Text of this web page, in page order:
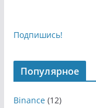
Подпишись!
Популярное
Binance(12)